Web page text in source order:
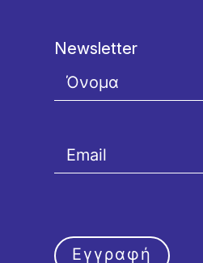
Newsletter
Εγγραφή